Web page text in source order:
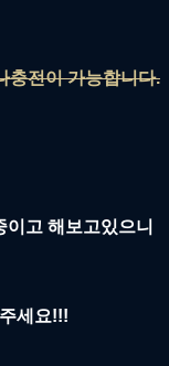
충전이 가능합니다.
고 해보고있으니
세요!!!